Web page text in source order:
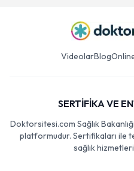
VideolarBlog
SERTİFİKA VE
Doktorsitesi.com Sağlık
platformudur. Sertifikaları ile
sağlık